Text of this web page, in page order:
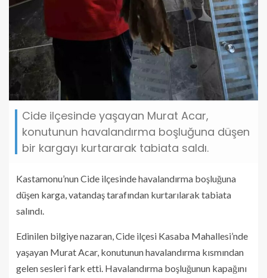
Cide ilçesinde yaşayan Murat Acar,
konutunun havalandırma boşluğuna düşen
bir kargayı kurtararak tabiata saldı.
Kastamonu’nun Cide ilçesinde havalandırma boşluğuna
düşen karga, vatandaş tarafından kurtarılarak tabiata
salındı.
Edinilen bilgiye nazaran, Cide ilçesi Kasaba Mahallesi’nde
yaşayan Murat Acar, konutunun havalandırma kısmından
gelen sesleri fark etti. Havalandırma boşluğunun kapağını